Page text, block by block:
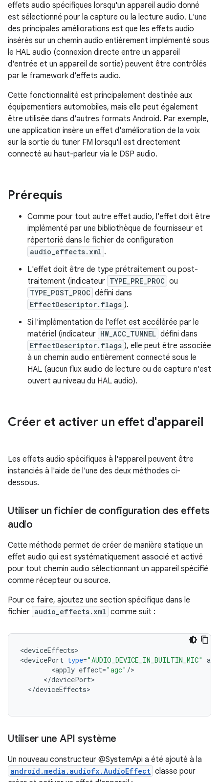
effets audio spécifiques lorsqu'un appareil audio donné
est sélectionné pour la capture ou la lecture audio. L'une
des principales améliorations est que les effets audio
insérés sur un chemin audio entièrement implémenté sous
le HAL audio (connexion directe entre un appareil
d'entrée et un appareil de sortie) peuvent être contrôlés
par le framework d'effets audio.
Cette fonctionnalité est principalement destinée aux
équipementiers automobiles, mais elle peut également
être utilisée dans d'autres formats Android. Par exemple,
une application insère un effet d'amélioration de la voix
sur la sortie du tuner FM lorsqu'il est directement
connecté au haut-parleur via le DSP audio.
Prérequis
Comme pour tout autre effet audio, l'effet doit être
implémenté par une bibliothèque de fournisseur et
répertorié dans le fichier de configuration
audio_effects.xml .
L'effet doit être de type prétraitement ou post-
traitement (indicateur TYPE_PRE_PROC ou
TYPE_POST_PROC défini dans
EffectDescriptor.flags ).
Si l'implémentation de l'effet est accélérée par le
matériel (indicateur HW_ACC_TUNNEL défini dans
EffectDescriptor.flags ), elle peut être associée
à un chemin audio entièrement connecté sous le
HAL (aucun flux audio de lecture ou de capture n'est
ouvert au niveau du HAL audio).
Créer et activer un effet d'appareil
Les effets audio spécifiques à l'appareil peuvent être
instanciés à l'aide de l'une des deux méthodes ci-
dessous.
Utiliser un fichier de configuration des effets
audio
Cette méthode permet de créer de manière statique un
effet audio qui est systématiquement associé et activé
pour tout chemin audio sélectionnant un appareil spécifié
comme récepteur ou source.
Pour ce faire, ajoutez une section spécifique dans le
fichier audio_effects.xml comme suit :
<deviceEffects>
<devicePort type="AUDIO_DEVICE_IN_BUILTIN_MIC"
<apply effect="agc" />
</devicePort>
</deviceEffects>
Utiliser une API système
Un nouveau constructeur @SystemApi a été ajouté à la
android.media.audiofx.AudioEffect classe pour